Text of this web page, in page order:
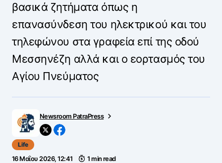
βασικά ζητήματα όπως η
επανασύνδεση του ηλεκτρικού και του
τηλεφώνου στα γραφεία επί της οδού
Μεσσηνέζη αλλά και ο εορτασμός του
Αγίου Πνεύματος
Newsroom PatraPress
Life
16 Μαΐου 2026, 12:41 1 min read